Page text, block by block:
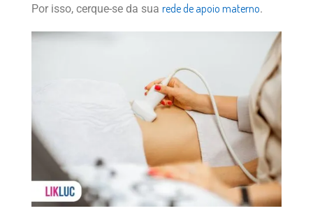
Por isso, cerque-se da sua rede de apoio materno.